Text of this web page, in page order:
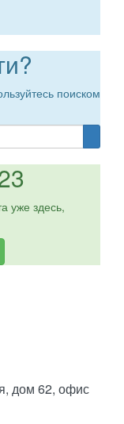
поиском
уже здесь,
дом 62, офис